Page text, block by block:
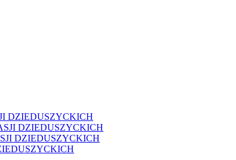
DZIEDUSZYCKICH
DZIEDUSZYCKICH
DZIEDUSZYCKICH